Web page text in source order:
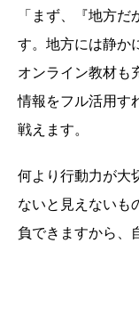
「まず、『地方
す。地方には静か
オンライン教材も
情報をフル活用す
戦えます。
何より行動力が大
ないと見えないも
負できますから、